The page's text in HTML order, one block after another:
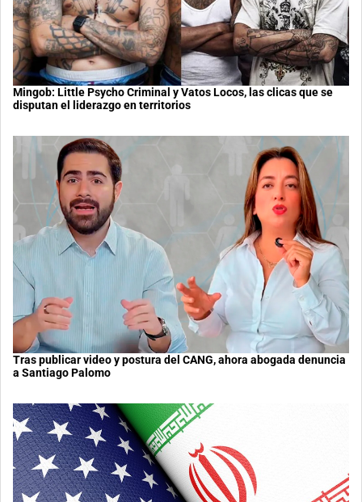
Mingob: Little Psycho Criminal y Vatos Locos, las clicas que se
disputan el liderazgo en territorios
Tras publicar video y postura del CANG, ahora abogada denuncia
a Santiago Palomo